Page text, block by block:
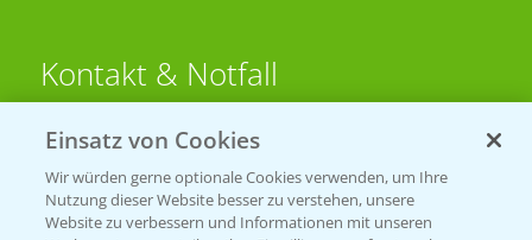
Kontakt & Notfall
Beratung auf WhatsApp
T.+49 (0)174 346 564 1
Einsatz von Cookies
Wir würden gerne optionale Cookies verwenden, um Ihre
Nutzung dieser Website besser zu verstehen, unsere
Website zu verbessern und Informationen mit unseren